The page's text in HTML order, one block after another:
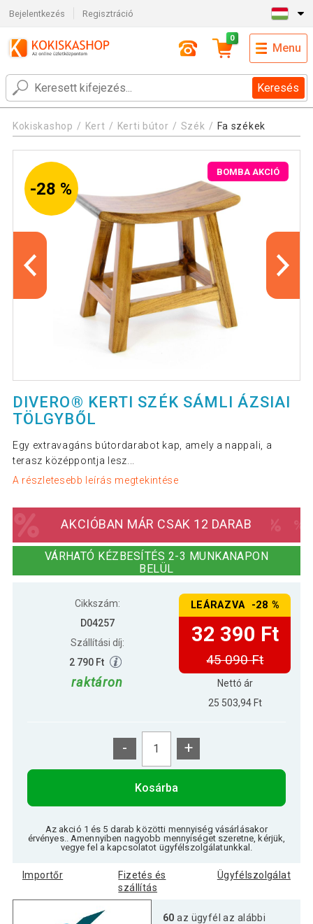
Bejelentkezés Regisztráció
Keresés
0
Menu
Kokiskashop Kert Kerti bútor Szék Fa székek
-28 %
BOMBA AKCIÓ
DIVERO® KERTI SZÉK SÁMLI ÁZSIAI
TÖLGYBŐL
Egy extravagáns bútordarabot kap, amely a nappali, a
terasz középpontja lesz...
A részletesebb leírás megtekintése
AKCIÓBAN MÁR CSAK 12 DARAB
VÁRHATÓ KÉZBESÍTÉS 2-3 MUNKANAPON
BELÜL
Cikkszám:
D04257
Szállítási díj:
2 790 Ft
raktáron
LEÁRAZVA -28 %
32 390 Ft
45 090 Ft
Nettó ár
25 503,94 Ft
- +
Kosárba
Az akció 1 és 5 darab közötti mennyiség vásárlásakor
érvényes.. Amennyiben nagyobb mennyiséget szeretne, kérjük,
vegye fel a kapcsolatot ügyfélszolgálatunkkal.
Importőr
Fizetés és
szállítás
Ügyfélszolgálat
60 az ügyfél az alábbi